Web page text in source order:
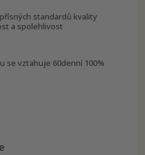
standardů kvality
a spolehlivost
se vztahuje 60denní 100%